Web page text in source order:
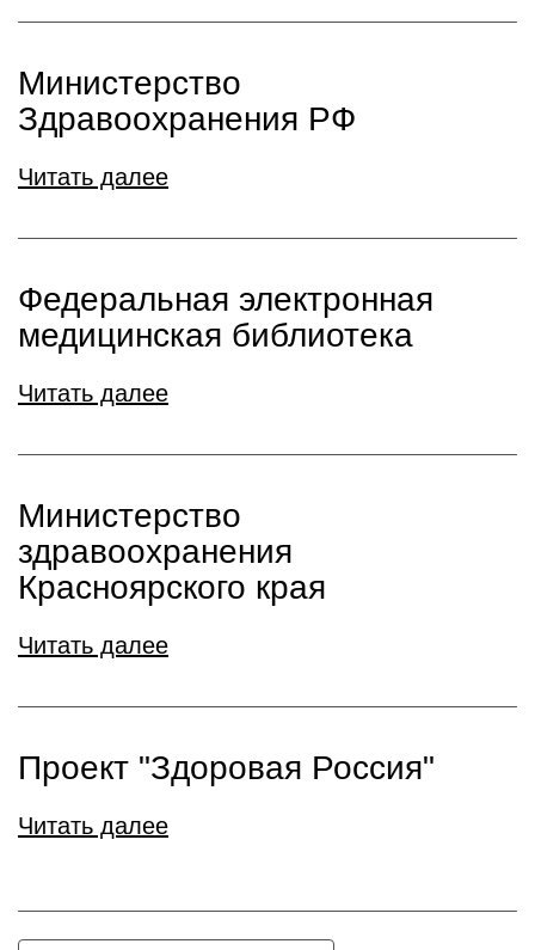
Министерство
Здравоохранения РФ
Читать далее
Федеральная электронная
медицинская библиотека
Читать далее
Министерство
здравоохранения
Красноярского края
Читать далее
Проект "Здоровая Россия"
Читать далее